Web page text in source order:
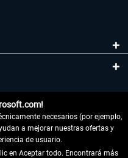
necesarios (por ejemplo,
a mejorar nuestras ofertas y
de usuario.
en Aceptar todo. Encontrará más